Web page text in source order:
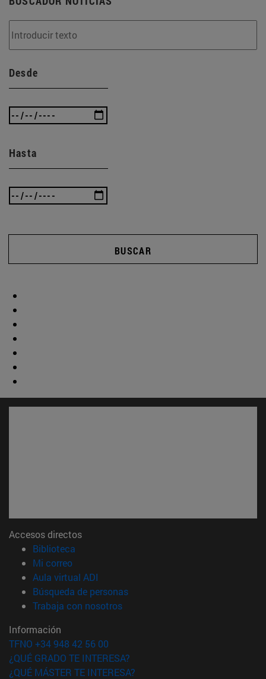
Desde
Hasta
BUSCAR
Accesos directos
Biblioteca
Mi correo(abre en nueva ventana)
Aula virtual ADI
Búsqueda de personas(abre en nueva ventana)
Trabaja con nosotros(abre en nueva ventana)
Información
TFNO +34 948 42 56 00
¿QUÉ GRADO TE INTERESA?
¿QUÉ MÁSTER TE INTERESA?